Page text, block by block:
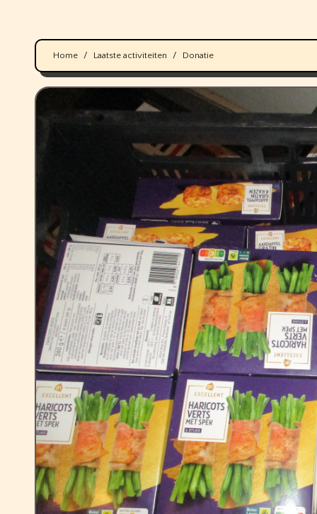
Home Laatste activiteiten Donatie